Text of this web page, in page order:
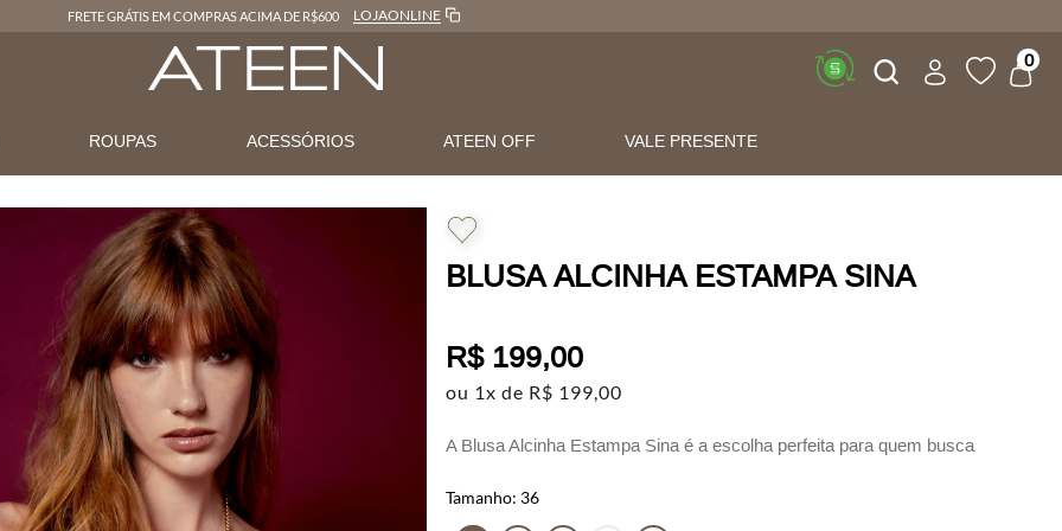
FRETE GRÁTIS EM COMPRAS ACIMA DE R$600 LOJAONLINE
Buscar 0
ROUPAS ACESSÓRIOS ATEEN OFF VALE PRESENTE
BLUSA ALCINHA ESTAMPA SINA
R$ 199,00
ou 1x de R$ 199,00
A Blusa Alcinha Estampa Sina é a escolha perfeita para quem busca
36